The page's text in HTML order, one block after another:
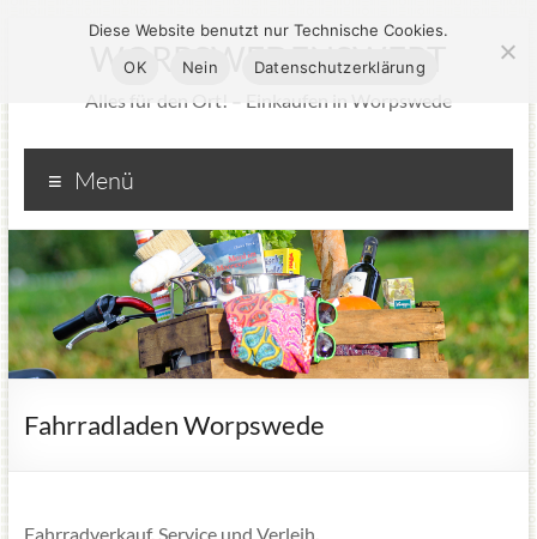
WORPSWEDENSWERT
Alles für den Ort! – Einkaufen in Worpswede
Menü
Fahrradladen Worpswede
Fahrradverkauf, Service und Verleih.
Diese Website benutzt nur Technische Cookies.
OK
Nein Datenschutzerklärung